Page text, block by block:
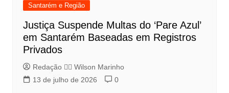
Santarém e Região
Justiça Suspende Multas do ‘Pare Azul’
em Santarém Baseadas em Registros
Privados
Redação 👨‍⚖️​ Wilson Marinho
13 de julho de 2026
0